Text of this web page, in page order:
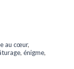
au cœur,
,énigme,